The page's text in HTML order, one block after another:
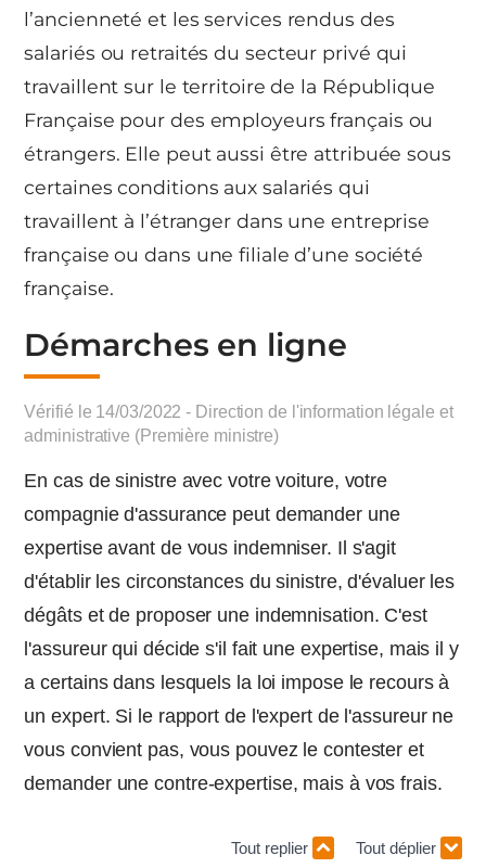
l’ancienneté et les services rendus des
salariés ou retraités du secteur privé qui
travaillent sur le territoire de la République
Française pour des employeurs français ou
étrangers. Elle peut aussi être attribuée sous
certaines conditions aux salariés qui
travaillent à l’étranger dans une entreprise
française ou dans une filiale d’une société
française.
Démarches en ligne
Vérifié le 14/03/2022 - Direction de l'information légale et
administrative (Première ministre)
En cas de sinistre avec votre voiture, votre
compagnie d'assurance peut demander une
expertise avant de vous indemniser. Il s'agit
d'établir les circonstances du sinistre, d'évaluer les
dégâts et de proposer une indemnisation. C'est
l'assureur qui décide s'il fait une expertise, mais il y
a certains dans lesquels la loi impose le recours à
un expert. Si le rapport de l'expert de l'assureur ne
vous convient pas, vous pouvez le contester et
demander une contre-expertise, mais à vos frais.
Tout replier Tout déplier